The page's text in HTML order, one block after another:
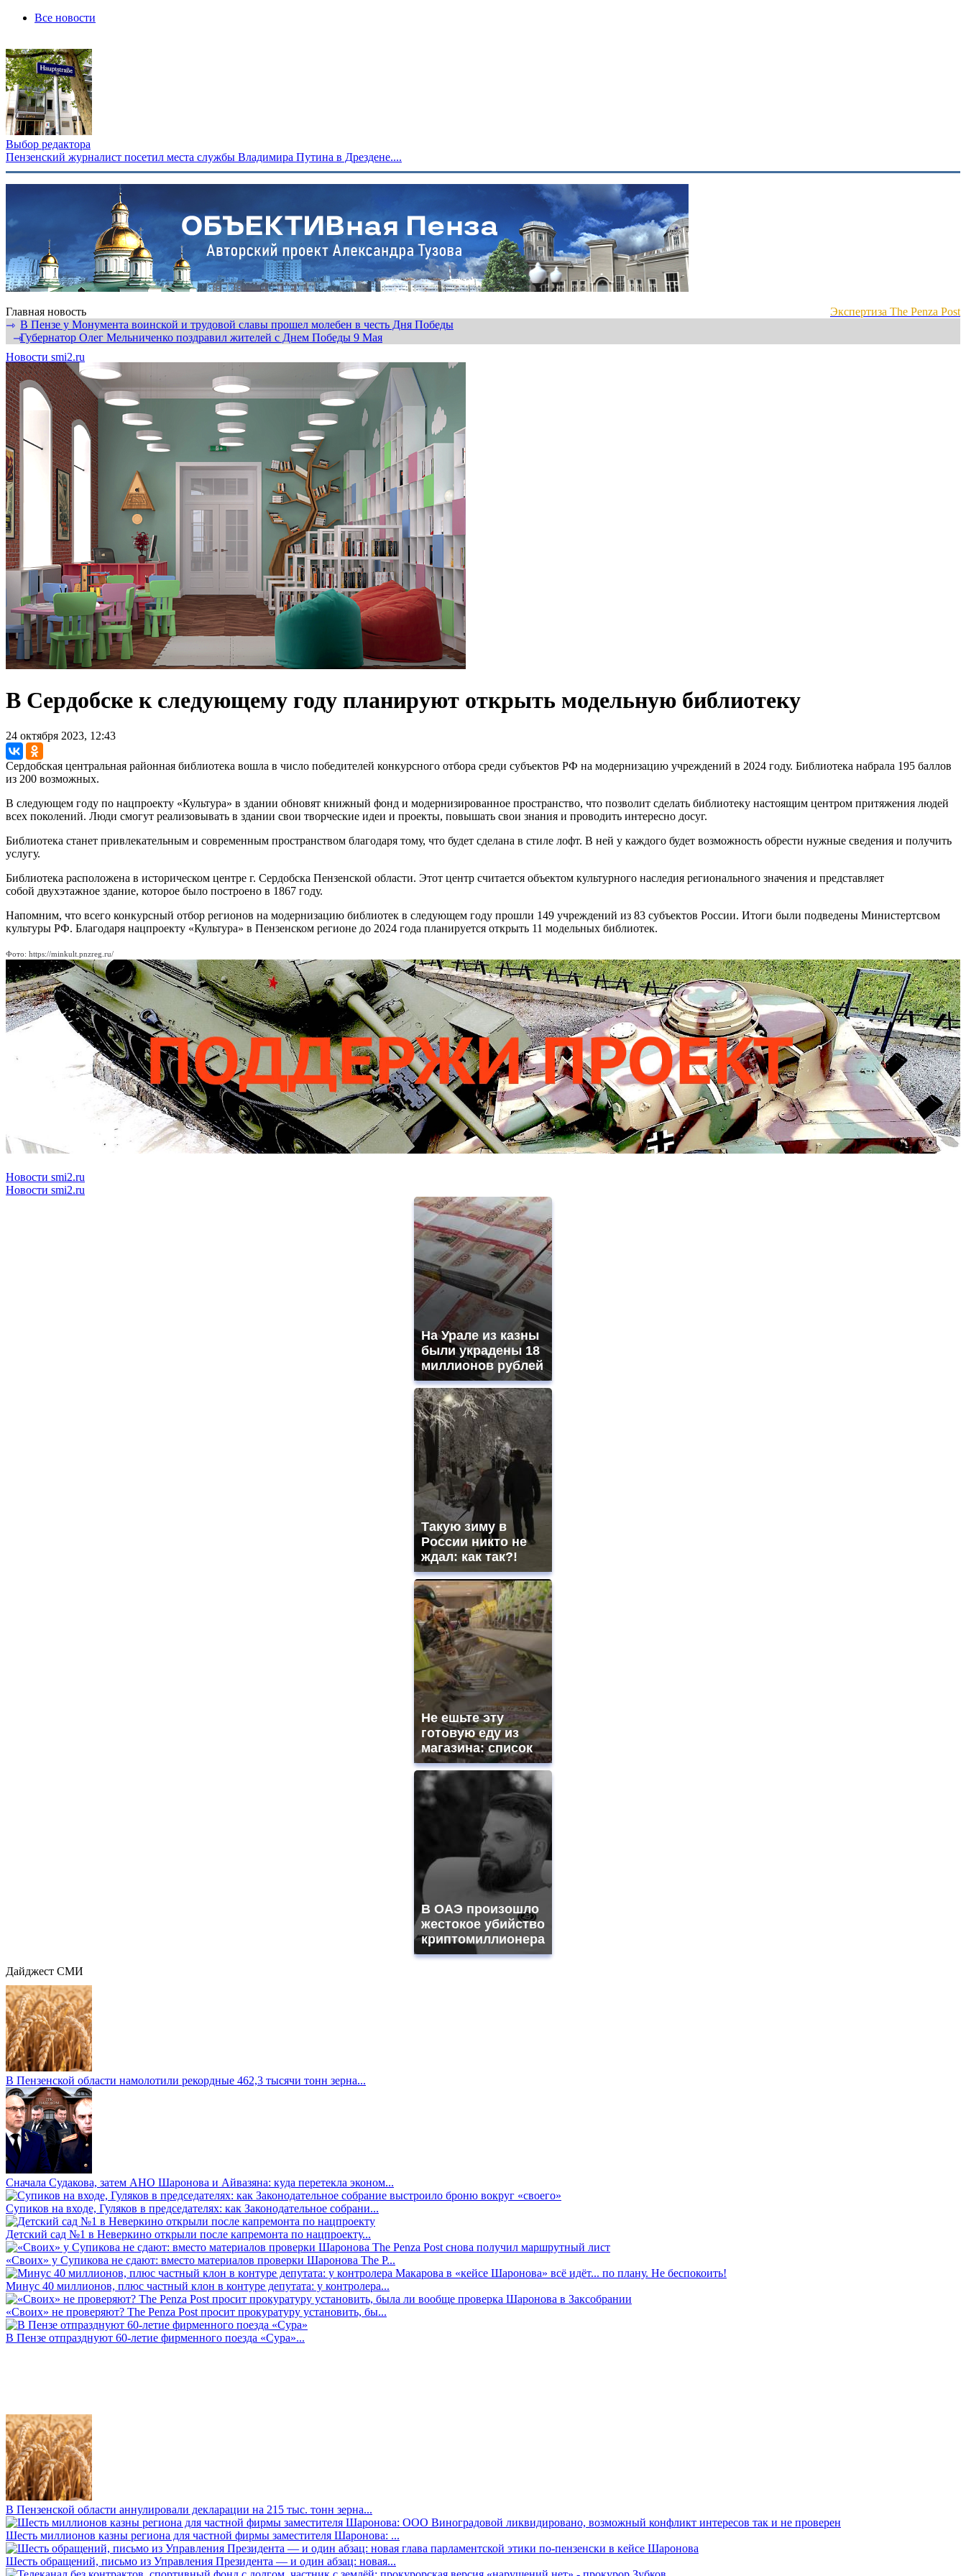
Все новости
Выбор редактора
Пензенский журналист посетил места службы Владимира Путина в Дрездене....
Главная новость
Экспертиза The Penza Post
⇾ В Пензе у Монумента воинской и трудовой славы прошел молебен в честь Дня Победы
⇾Губернатор Олег Мельниченко поздравил жителей с Днем Победы 9 Мая
Новости smi2.ru
В Сердобске к следующему году планируют открыть модельную библиотеку
24 октября 2023, 12:43
Сердобская центральная районная библиотека вошла в число победителей конкурсного отбора среди субъектов РФ на модернизацию учреждений в 2024 году. Библиотека набрала 195 баллов
из 200 возможных.
В следующем году по нацпроекту «Культура» в здании обновят книжный фонд и модернизированное пространство, что позволит сделать библиотеку настоящим центром притяжения людей
всех поколений. Люди смогут реализовывать в здании свои творческие идеи и проекты, повышать свои знания и проводить интересно досуг.
Библиотека станет привлекательным и современным пространством благодаря тому, что будет сделана в стиле лофт. В ней у каждого будет возможность обрести нужные сведения и получить
услугу.
Библиотека расположена в историческом центре г. Сердобска Пензенской области. Этот центр считается объектом культурного наследия регионального значения и представляет
собой двухэтажное здание, которое было построено в 1867 году.
Напомним, что всего конкурсный отбор регионов на модернизацию библиотек в следующем году прошли 149 учреждений из 83 субъектов России. Итоги были подведены Министертсвом
культуры РФ. Благодаря нацпроекту «Культура» в Пензенском регионе до 2024 года планируется открыть 11 модельных библиотек.
Фото: https://minkult.pnzreg.ru/
Новости smi2.ru
Новости smi2.ru
На Урале из казны
были украдены 18
миллионов рублей
Такую зиму в
России никто не
ждал: как так?!
Не ешьте эту
готовую еду из
магазина: список
В ОАЭ произошло
жестокое убийство
криптомиллионера
Дайджест СМИ
В Пензенской области намолотили рекордные 462,3 тысячи тонн зерна...
Сначала Судакова, затем АНО Шаронова и Айвазяна: куда перетекла эконом...
Супиков на входе, Гуляков в председателях: как Законодательное собрани...
Детский сад №1 в Неверкино открыли после капремонта по нацпроекту...
«Своих» у Супикова не сдают: вместо материалов проверки Шаронова The P...
Минус 40 миллионов, плюс частный клон в контуре депутата: у контролера...
«Своих» не проверяют? The Penza Post просит прокуратуру установить, бы...
В Пензе отпразднуют 60-летие фирменного поезда «Сура»...
В Пензенской области аннулировали декларации на 215 тыс. тонн зерна...
Шесть миллионов казны региона для частной фирмы заместителя Шаронова: ...
Шесть обращений, письмо из Управления Президента — и один абзац: новая...